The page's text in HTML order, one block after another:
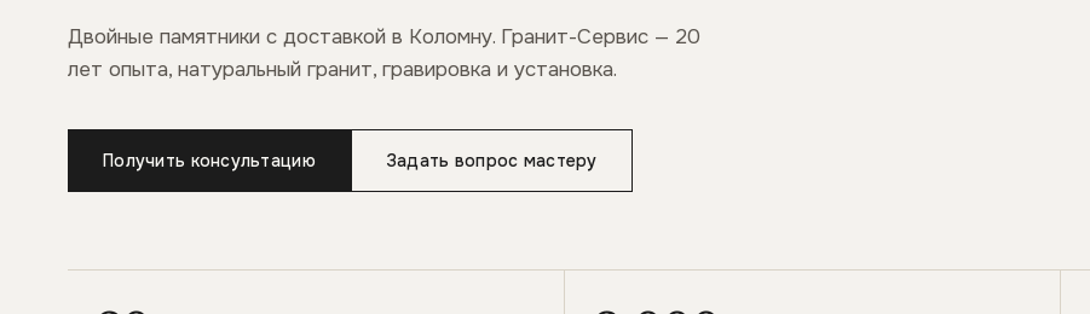
Двойные памятники с доставкой в Коломну. Гранит-Сервис — 20
лет опыта, натуральный гранит, гравировка и установка.
Получить консультацию Задать вопрос мастеру